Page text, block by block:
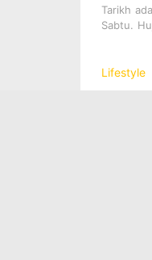
Lifestyle
Tarikh
Sabtu.